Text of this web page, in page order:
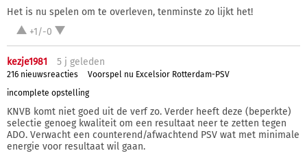
Het is nu spelen om te overleven, tenminste zo lijkt het!
+1/-0
kezje1981 5 j geleden
216 nieuwsreacties
Voorspel nu Excelsior Rotterdam-PSV
incomplete opstelling
KNVB komt niet goed uit de verf zo. Verder heeft deze (beperkte)
selectie genoeg kwaliteit om een resultaat neer te zetten tegen
ADO. Verwacht een counterend/afwachtend PSV wat met minimale
energie voor resultaat wil gaan.